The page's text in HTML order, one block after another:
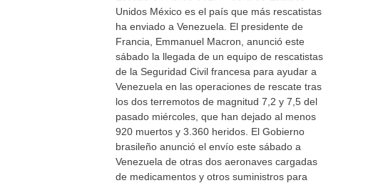
Unidos México es el país que más rescatistas
ha enviado a Venezuela. El presidente de
Francia, Emmanuel Macron, anunció este
sábado la llegada de un equipo de rescatistas
de la Seguridad Civil francesa para ayudar a
Venezuela en las operaciones de rescate tras
los dos terremotos de magnitud 7,2 y 7,5 del
pasado miércoles, que han dejado al menos
920 muertos y 3.360 heridos. El Gobierno
brasileño anunció el envío este sábado a
Venezuela de otras dos aeronaves cargadas
de medicamentos y otros suministros para